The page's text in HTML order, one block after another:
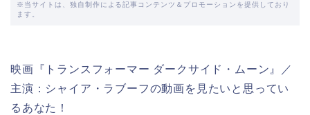
※当サイトは、独自制作による記事コンテンツ＆プロモーションを提供しており
ます。
映画『トランスフォーマー ダークサイド・ムーン』／
主演：シャイア・ラブーフの動画を見たいと思ってい
るあなた！